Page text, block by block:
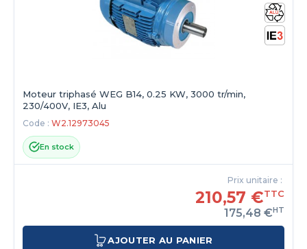
Moteur triphasé WEG B14, 0.25 KW, 3000 tr/min,
230/400V, IE3, Alu
Code : W2.12973045
En stock
Prix unitaire :
210,57 €TTC
175,48 €HT
AJOUTER AU PANIER